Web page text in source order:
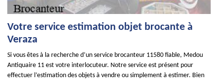
Votre service estimation objet brocante à
Veraza
Si vous êtes à la recherche d’un service brocanteur 11580 fiable, Medou
Antiquaire 11 est votre interlocuteur. Notre service est présent pour
effectuer l’estimation des objets à vendre ou simplement à estimer. Bien